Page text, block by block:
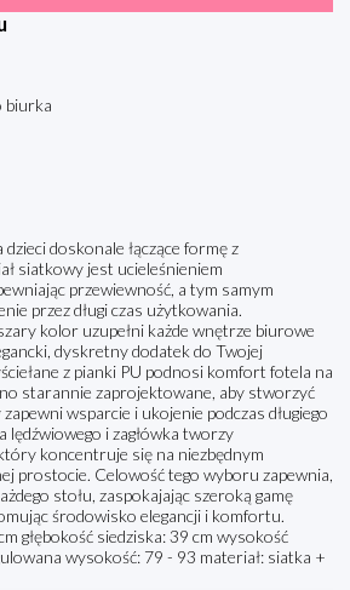
biurka
doskonale łączące formę z
siatkowy jest ucieleśnieniem
przewiewność, a tym samym
przez długi czas użytkowania.
kolor uzupełni każde wnętrze biurowe
dyskretny dodatek do Twojej
z pianki PU podnosi komfort fotela na
starannie zaprojektowane, aby stworzyć
wsparcie i ukojenie podczas długiego
lędźwiowego i zagłówka tworzy
koncentruje się na niezbędnym
prostocie. Celowość tego wyboru zapewnia,
stołu, zaspokajając szeroką gamę
środowisko elegancji i komfortu.
głębokość siedziska: 39 cm wysokość
wysokość: 79 - 93 materiał: siatka +